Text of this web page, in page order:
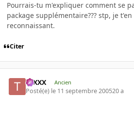
Pourrais-tu m'expliquer comment se
package supplémentaire??? stp, je
reconnaissant.
Citer
tuXXX Ancien
Posté(e) le 11 septembre 200520 a